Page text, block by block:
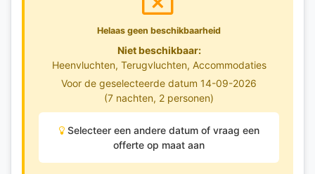
Helaas geen beschikbaarheid
Niet beschikbaar:
Heenvluchten, Terugvluchten, Accommodaties
Voor de geselecteerde datum 14-09-2026
(7 nachten, 2 personen)
Selecteer een andere datum of vraag een
offerte op maat aan